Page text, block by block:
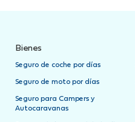
Bienes
Seguro de coche por días
Seguro de moto por días
Seguro para Campers y
Autocaravanas